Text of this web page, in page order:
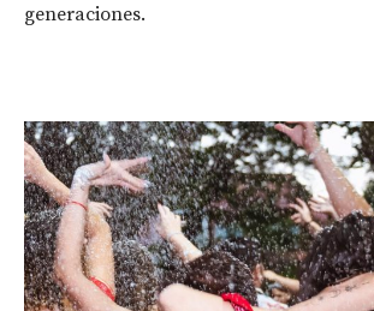
generaciones.